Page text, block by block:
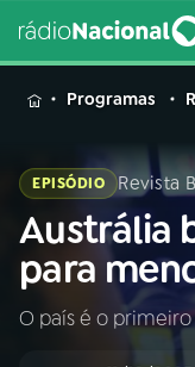
MENU
Buscar
na
Rádio
Nacional
Programas
EPISÓDIO Revista
Austrália
para
O país é o